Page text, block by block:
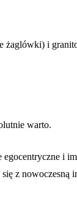
żaglówki) i
warto.
i
z nowoczesną